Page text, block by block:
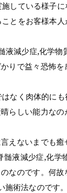
している様子
とをお客様本
液減少症,化学物
りで益々恐怖を
なく肉体的に
らしい能力な
えないまでも癒
液減少症,化学
なのです。何
術法なのです。